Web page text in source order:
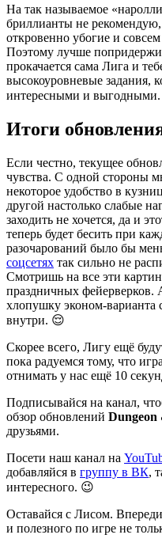
На так называемое
бриллианты не
откровенно убогие и
Поэтому лучше
прокачается сама Лига и
высокоуровневые задания,
интересными и
Итоги
Если честно, текущее
чувства. С одной стороны
некоторое удобство в
другой настолько слабые
заходить не хочется, да и
теперь будет бесить при
разочарований было бы
соцсетях так сильно не
Смотришь на все эти
праздничных
хлопушку эконом-варианта
внутри. 😌
Скорее всего, Лигу ещё
пока радуемся тому, что
отнимать у нас ещё 10
Подписывайся на канал,
обзор обновлений Dungeon
друзьями.
Посети наш канал на
добавляйся в группу в ВК,
интересного. 😉
Оставайся с Лисом.
и полезного по игре не